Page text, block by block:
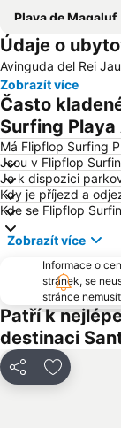
Playa de Magaluf
Bílá pláž - Pláž
Playa de Palma
Santuari de Lluc
Mallorca Rocks
Akvárium Palma
Caló d'en Monjo o
Platja de Palma
Son Riera
Les Meravelles
La Cartoixa
Es Trenc
Údaje o
Avinguda del Rei
Zobrazít více
Často
Surfing
Má Flipflop Surfing
Jsou v Flipflop
Je k dispozici
Kdy je příjezd a
Kde se Flipflop
Zobrazít více
Informace o
stránek, se
stránce
Patří k
destinaci
Sdílet Přidat na